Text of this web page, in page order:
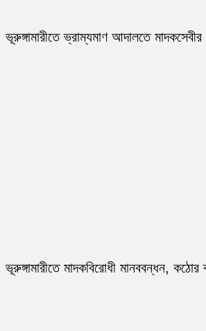
ভূরুঙ্গামারীতে ভ্রাম্যমাণ আদালতে
ভূরুঙ্গামারীতে মাদকবিরোধী মানববন্ধন, কঠোর